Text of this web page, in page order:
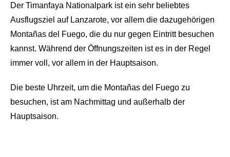
Der Timanfaya Nationalpark ist ein sehr beliebtes
Ausflugsziel auf Lanzarote, vor allem die dazugehörigen
Montañas del Fuego, die du nur gegen Eintritt besuchen
kannst. Während der Öffnungszeiten ist es in der Regel
immer voll, vor allem in der Hauptsaison.
Die beste Uhrzeit, um die Montañas del Fuego zu
besuchen, ist am Nachmittag und außerhalb der
Hauptsaison.